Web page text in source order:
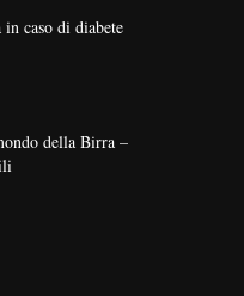
caso di diabete
della Birra –